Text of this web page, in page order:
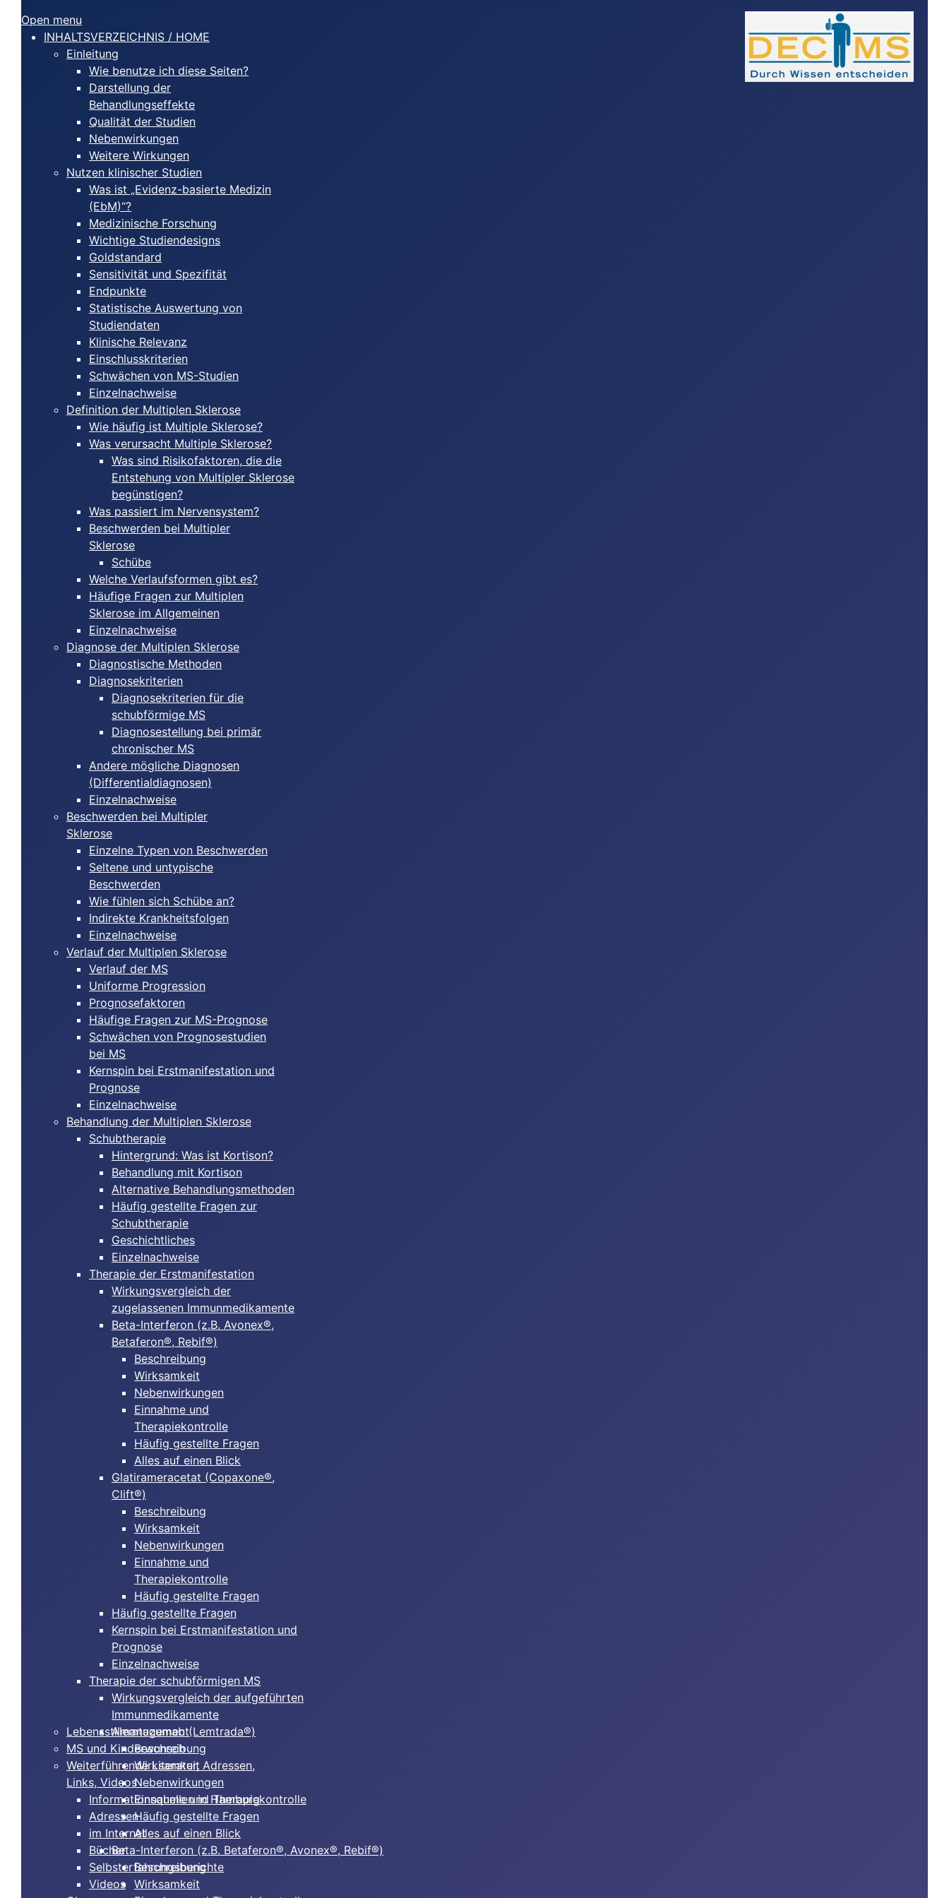
Open menu
INHALTSVERZEICHNIS / HOME
Einleitung
Wie benutze ich diese Seiten?
Darstellung der
Behandlungseffekte
Qualität der Studien
Nebenwirkungen
Weitere Wirkungen
Nutzen klinischer Studien
Was ist „Evidenz-basierte Medizin
(EbM)“?
Medizinische Forschung
Wichtige Studiendesigns
Goldstandard
Sensitivität und Spezifität
Endpunkte
Statistische Auswertung von
Studiendaten
Klinische Relevanz
Einschlusskriterien
Schwächen von MS-Studien
Einzelnachweise
Definition der Multiplen Sklerose
Wie häufig ist Multiple Sklerose?
Was verursacht Multiple Sklerose?
Was sind Risikofaktoren, die die
Entstehung von Multipler Sklerose
begünstigen?
Was passiert im Nervensystem?
Beschwerden bei Multipler
Sklerose
Schübe
Welche Verlaufsformen gibt es?
Häufige Fragen zur Multiplen
Sklerose im Allgemeinen
Einzelnachweise
Diagnose der Multiplen Sklerose
Diagnostische Methoden
Diagnosekriterien
Diagnosekriterien für die
schubförmige MS
Diagnosestellung bei primär
chronischer MS
Andere mögliche Diagnosen
(Differentialdiagnosen)
Einzelnachweise
Beschwerden bei Multipler
Sklerose
Einzelne Typen von Beschwerden
Seltene und untypische
Beschwerden
Wie fühlen sich Schübe an?
Indirekte Krankheitsfolgen
Einzelnachweise
Verlauf der Multiplen Sklerose
Verlauf der MS
Uniforme Progression
Prognosefaktoren
Häufige Fragen zur MS-Prognose
Schwächen von Prognosestudien
bei MS
Kernspin bei Erstmanifestation und
Prognose
Einzelnachweise
Behandlung der Multiplen Sklerose
Schubtherapie
Hintergrund: Was ist Kortison?
Behandlung mit Kortison
Alternative Behandlungsmethoden
Häufig gestellte Fragen zur
Schubtherapie
Geschichtliches
Einzelnachweise
Therapie der Erstmanifestation
Wirkungsvergleich der
zugelassenen Immunmedikamente
Beta-Interferon (z.B. Avonex®,
Betaferon®, Rebif®)
Beschreibung
Wirksamkeit
Nebenwirkungen
Einnahme und
Therapiekontrolle
Häufig gestellte Fragen
Alles auf einen Blick
Glatirameracetat (Copaxone®,
Clift®)
Beschreibung
Wirksamkeit
Nebenwirkungen
Einnahme und
Therapiekontrolle
Häufig gestellte Fragen
Häufig gestellte Fragen
Kernspin bei Erstmanifestation und
Prognose
Einzelnachweise
Therapie der schubförmigen MS
Wirkungsvergleich der aufgeführten
Immunmedikamente
Alemtuzumab (Lemtrada®)
Beschreibung
Wirksamkeit
Nebenwirkungen
Einnahme und Therapiekontrolle
Häufig gestellte Fragen
Alles auf einen Blick
Beta-Interferon (z.B. Betaferon®, Avonex®, Rebif®)
Beschreibung
Wirksamkeit
Lebensstilmanagement
MS und Kinderwunsch
Weiterführende Literatur, Adressen,
Links, Videos
Informationsquellen in Hamburg
Adressen
im Internet
Bücher
Selbsterfahrungsberichte
Videos